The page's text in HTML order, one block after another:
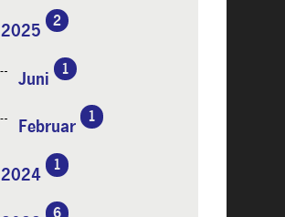
2025
2
Juni
1
Februar
1
2024
1
6